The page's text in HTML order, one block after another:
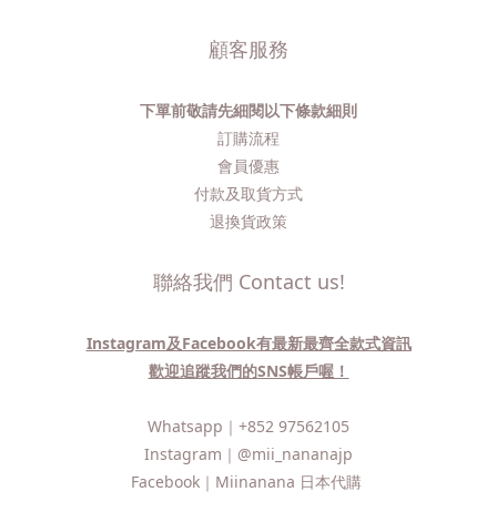
顧客服務
下單前敬請先細閱以下條款細則
訂購流程​
會員優惠
付款及取貨方式
退換貨政策
聯絡我們 Contact us!
Instagram及Facebook有最新最齊全款式資訊
歡迎追蹤我們的SNS帳戶喔！
Whatsapp｜ +852 97562105
Instagram｜ @mii_nananajp
Facebook｜ Miinanana 日本代購